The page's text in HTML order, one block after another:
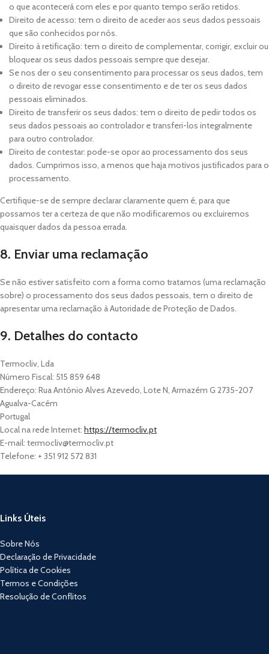
o que acontecerá com eles e por quanto tempo serão retidos.
Direito de acesso: tem o direito de aceder aos seus dados pessoais
que são conhecidos por nós.
Direito à retificação: tem o direito de complementar, corrigir, excluir ou
bloquear os seus dados pessoais sempre que desejar.
Se nos der o seu consentimento para processar os seus dados, tem
o direito de revogar esse consentimento e de ter os seus dados
pessoais eliminados.
Direito de transferir os seus dados: tem o direito de pedir todos os
seus dados pessoais ao controlador e transferi-los integralmente
para outro controlador.
Direito de contestar: pode-se opor ao processamento dos seus
dados. Cumprimos isso, a menos que haja motivos justificados para o
processamento.
Certifique-se de sempre declarar claramente quem é, para que
possamos ter a certeza de que não modificaremos ou excluiremos
quaisquer dados da pessoa errada.
8. Enviar uma reclamação
Se não estiver satisfeito com a forma como tratamos (uma reclamação
sobre) o processamento dos seus dados pessoais, tem o direito de
apresentar uma reclamação à Autoridade de Proteção de Dados.
9. Detalhes do contacto
Termocliv, Lda
Número Fiscal: 515 859 648
Endereço: Rua António Alves Azevedo, Lote N, Armazém G 2735-207
Agualva-Cacém
Portugal
Local na rede Internet: https://termocliv.pt
E-mail: termocliv@termocliv.pt
Telefone: + 351 912 572 831
Links Úteis
Sobre Nós
Declaração de Privacidade
Política de Cookies
Termos e Condições
Resolução de Conflitos